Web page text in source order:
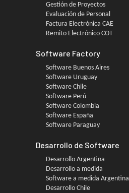
Gestión de Proyectos
Evaluación de Personal
Factura Electrónica CAE
Remito Electrónico COT
Software Factory
Software Buenos Aires
Software Uruguay
Software Chile
Software Perú
Software Colombia
Software España
Software Paraguay
Desarrollo de Software
Desarrollo Argentina
Desarrollo a medida
Software a medida Argentina
Desarrollo Chile